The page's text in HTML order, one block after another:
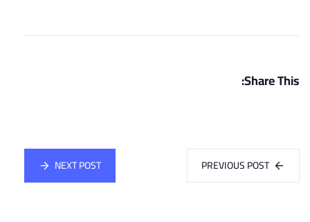
Share This:
PREVIOUS POST
NEXT POST